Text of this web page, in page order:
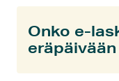
Onko e-